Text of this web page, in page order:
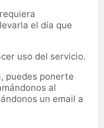
el día que
uso del servicio.
puedes ponerte
al
un email a